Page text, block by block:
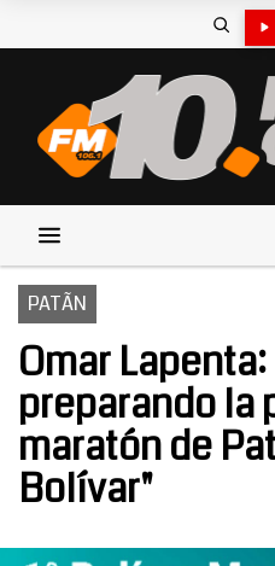
PATÃN
Omar
preparando la
maratón de
Bolívar"